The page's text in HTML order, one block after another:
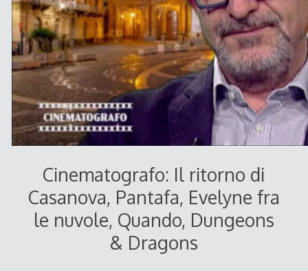
Cinematografo: Il ritorno di
Casanova, Pantafa, Evelyne fra
le nuvole, Quando, Dungeons
& Dragons